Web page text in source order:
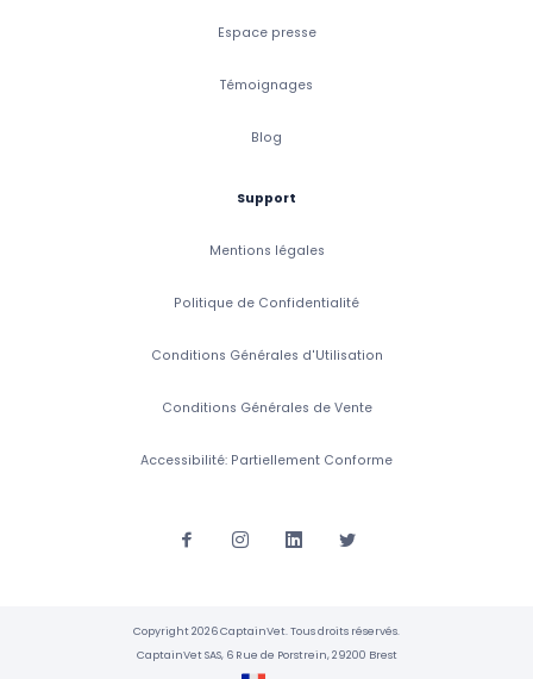
Espace presse
Témoignages
Blog
Support
Mentions légales
Politique de Confidentialité
Conditions Générales d'Utilisation
Conditions Générales de Vente
Accessibilité: Partiellement Conforme
Copyright 2026 CaptainVet. Tous droits réservés.
CaptainVet SAS, 6 Rue de Porstrein, 29200 Brest